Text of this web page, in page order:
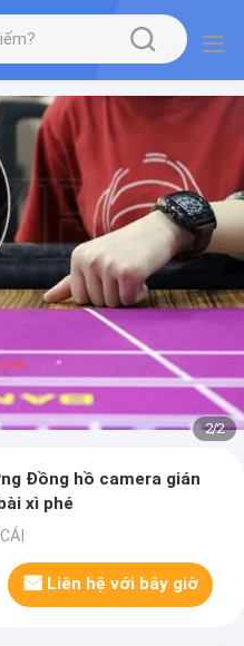
2/2
Đồng hồ camera gián
xì phé
Liên hệ với bây giờ